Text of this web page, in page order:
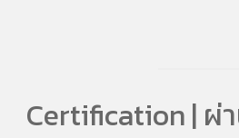
Certification | ผ่